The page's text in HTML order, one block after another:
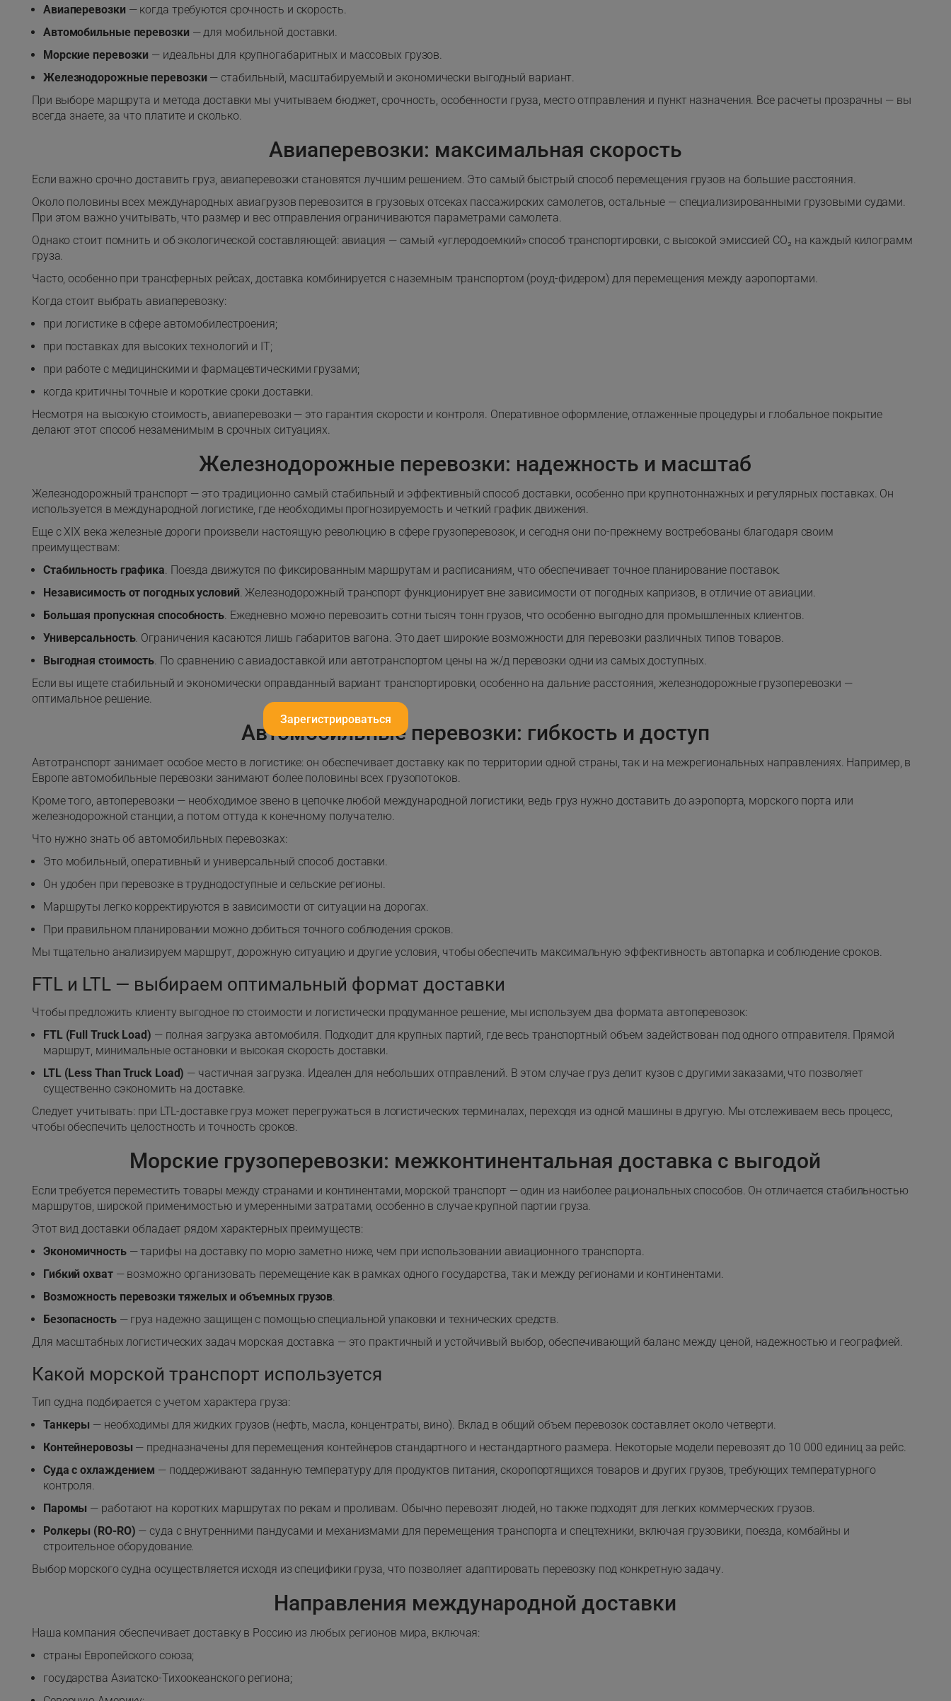
Авиаперевозки — когда требуются срочность и скорость.
Автомобильные перевозки — для мобильной доставки.
Морские перевозки — идеальны для крупногабаритных и массовых грузов.
Железнодорожные перевозки — стабильный, масштабируемый и экономически выгодный вариант.
При выборе маршрута и метода доставки мы учитываем бюджет, срочность, особенности груза, место отправления и пункт назначения. Все расчеты прозрачны — вы
всегда знаете, за что платите и сколько.
Авиаперевозки: максимальная скорость
Если важно срочно доставить груз, авиаперевозки становятся лучшим решением. Это самый быстрый способ перемещения грузов на большие расстояния.
Около половины всех международных авиагрузов перевозится в грузовых отсеках пассажирских самолетов, остальные — специализированными грузовыми судами.
При этом важно учитывать, что размер и вес отправления ограничиваются параметрами самолета.
Однако стоит помнить и об экологической составляющей: авиация — самый «углеродоемкий» способ транспортировки, с высокой эмиссией CO₂ на каждый килограмм
груза.
Часто, особенно при трансферных рейсах, доставка комбинируется с наземным транспортом (роуд-фидером) для перемещения между аэропортами.
Когда стоит выбрать авиаперевозку:
при логистике в сфере автомобилестроения;
при поставках для высоких технологий и IT;
при работе с медицинскими и фармацевтическими грузами;
когда критичны точные и короткие сроки доставки.
Несмотря на высокую стоимость, авиаперевозки — это гарантия скорости и контроля. Оперативное оформление, отлаженные процедуры и глобальное покрытие
делают этот способ незаменимым в срочных ситуациях.
Железнодорожные перевозки: надежность и масштаб
Железнодорожный транспорт — это традиционно самый стабильный и эффективный способ доставки, особенно при крупнотоннажных и регулярных поставках. Он
используется в международной логистике, где необходимы прогнозируемость и четкий график движения.
Еще с XIX века железные дороги произвели настоящую революцию в сфере грузоперевозок, и сегодня они по-прежнему востребованы благодаря своим
преимуществам:
Стабильность графика. Поезда движутся по фиксированным маршрутам и расписаниям, что обеспечивает точное планирование поставок.
Независимость от погодных условий. Железнодорожный транспорт функционирует вне зависимости от погодных капризов, в отличие от авиации.
Большая пропускная способность. Ежедневно можно перевозить сотни тысяч тонн грузов, что особенно выгодно для промышленных клиентов.
Универсальность. Ограничения касаются лишь габаритов вагона. Это дает широкие возможности для перевозки различных типов товаров.
Выгодная стоимость. По сравнению с авиадоставкой или автотранспортом цены на ж/д перевозки одни из самых доступных.
Если вы ищете стабильный и экономически оправданный вариант транспортировки, особенно на дальние расстояния, железнодорожные грузоперевозки —
оптимальное решение.
Автомобильные перевозки: гибкость и доступ
Автотранспорт занимает особое место в логистике: он обеспечивает доставку как по территории одной страны, так и на межрегиональных направлениях. Например, в
Европе автомобильные перевозки занимают более половины всех грузопотоков.
Кроме того, автоперевозки — необходимое звено в цепочке любой международной логистики, ведь груз нужно доставить до аэропорта, морского порта или
железнодорожной станции, а потом оттуда к конечному получателю.
Что нужно знать об автомобильных перевозках:
Это мобильный, оперативный и универсальный способ доставки.
Он удобен при перевозке в труднодоступные и сельские регионы.
Маршруты легко корректируются в зависимости от ситуации на дорогах.
При правильном планировании можно добиться точного соблюдения сроков.
Мы тщательно анализируем маршрут, дорожную ситуацию и другие условия, чтобы обеспечить максимальную эффективность автопарка и соблюдение сроков.
FTL и LTL — выбираем оптимальный формат доставки
Чтобы предложить клиенту выгодное по стоимости и логистически продуманное решение, мы используем два формата автоперевозок:
FTL (Full Truck Load) — полная загрузка автомобиля. Подходит для крупных партий, где весь транспортный объем задействован под одного отправителя. Прямой
маршрут, минимальные остановки и высокая скорость доставки.
LTL (Less Than Truck Load) — частичная загрузка. Идеален для небольших отправлений. В этом случае груз делит кузов с другими заказами, что позволяет
существенно сэкономить на доставке.
Следует учитывать: при LTL-доставке груз может перегружаться в логистических терминалах, переходя из одной машины в другую. Мы отслеживаем весь процесс,
чтобы обеспечить целостность и точность сроков.
Морские грузоперевозки: межконтинентальная доставка с выгодой
Если требуется переместить товары между странами и континентами, морской транспорт — один из наиболее рациональных способов. Он отличается стабильностью
маршрутов, широкой применимостью и умеренными затратами, особенно в случае крупной партии груза.
Этот вид доставки обладает рядом характерных преимуществ:
Экономичность— тарифы на доставку по морю заметно ниже, чем при использовании авиационного транспорта.
Гибкий охват— возможно организовать перемещение как в рамках одного государства, так и между регионами и континентами.
Возможность перевозки тяжелых и объемных грузов.
Безопасность— груз надежно защищен с помощью специальной упаковки и технических средств.
Для масштабных логистических задач морская доставка — это практичный и устойчивый выбор, обеспечивающий баланс между ценой, надежностью и географией.
Какой морской транспорт используется
Тип судна подбирается с учетом характера груза:
Танкеры — необходимы для жидких грузов (нефть, масла, концентраты, вино). Вклад в общий объем перевозок составляет около четверти.
Контейнеровозы — предназначены для перемещения контейнеров стандартного и нестандартного размера. Некоторые модели перевозят до 10 000 единиц за рейс.
Суда с охлаждением — поддерживают заданную температуру для продуктов питания, скоропортящихся товаров и других грузов, требующих температурного
контроля.
Паромы — работают на коротких маршрутах по рекам и проливам. Обычно перевозят людей, но также подходят для легких коммерческих грузов.
Ролкеры (RO-RO) — суда с внутренними пандусами и механизмами для перемещения транспорта и спецтехники, включая грузовики, поезда, комбайны и
строительное оборудование.
Выбор морского судна осуществляется исходя из специфики груза, что позволяет адаптировать перевозку под конкретную задачу.
Направления международной доставки
Наша компания обеспечивает доставку в Россию из любых регионов мира, включая:
страны Европейского союза;
государства Азиатско-Тихоокеанского региона;
Зарегистрироваться